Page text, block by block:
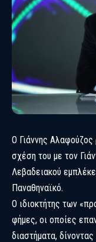
Ο Γιάννης Αλαφούζος
σχέση του με τον
Λεβαδειακού
Παναθηναϊκό.
Ο ιδιοκτήτης των
φήμες, οι οποίες
διαστήματα,